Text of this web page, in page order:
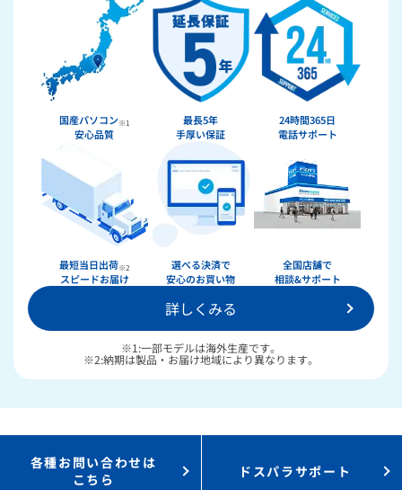
国産パソコン※1
安心品質
最長5年
手厚い保証
24時間365日
電話サポート
最短当日出荷※2
スピードお届け
選べる決済で
安心のお買い物
全国店舗で
相談&サポート
詳しくみる
※1:一部モデルは海外生産です。
※2:納期は製品・お届け地域により異なります。
各種お問い合わせは
こちら
ドスパラサポート